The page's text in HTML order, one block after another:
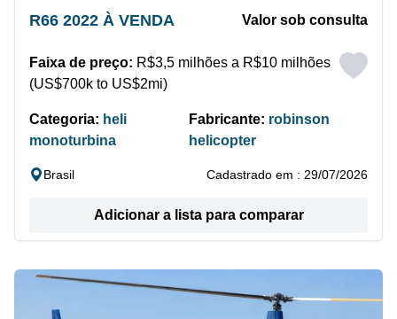
R66 2022 À VENDA Valor sob consulta
Faixa de preço: R$3,5 milhões a R$10 milhões
(US$700k to US$2mi)
Categoria: heli
monoturbina
Fabricante: robinson
helicopter
Brasil Cadastrado em : 29/07/2026
Adicionar a lista para comparar